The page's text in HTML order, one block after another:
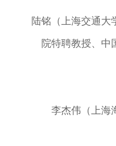
陆铭（上海交通大
院特聘教授、中
李杰伟（上海